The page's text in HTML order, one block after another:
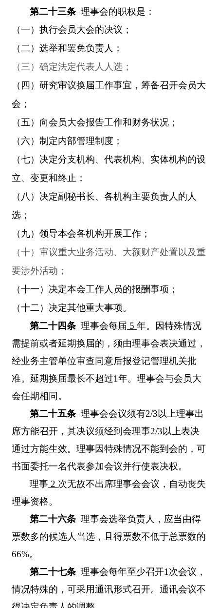
第二十三条 理事会的职权是：
（一）执行会员大会的决议；
（二）选举和罢免负责人；
（三）确定法定代表人人选；
（四）研究审议换届工作事宜，筹备召开会员大
会；
（五）向会员大会报告工作和财务状况；
（六）制定内部管理制度；
（七）决定分支机构、代表机构、实体机构的设
立、变更和终止；
（八）决定副秘书长、各机构主要负责人的人
选；
（九）领导本会各机构开展工作；
（十）审议重大业务活动、大额财产处置以及重
要涉外活动；
（十一）决定本会工作人员的报酬事项；
（十二）决定其他重大事项。
第二十四条 理事会每届 5 年。因特殊情况
需提前或者延期换届的，须由理事会表决通过，
经业务主管单位审查同意后报登记管理机关批
准。延期换届最长不超过1年。理事会与会员大
会任期相同。
第二十五条 理事会会议须有2/3以上理事出
席方能召开，其决议须经到会理事2/3以上表决
通过方能生效。理事因特殊情况不能到会的，可
书面委托一名代表参加会议并行使表决权。
理事2 次无故不出席理事会会议，自动丧失
理事资格。
第二十六条 理事会选举负责人，应当由得
票数多的候选人当选，且得票数不低于总票数的
66%。
第二十七条 理事会每年至少召开1 次会议，
情况特殊的，可采用通讯形式召开。通讯会议不